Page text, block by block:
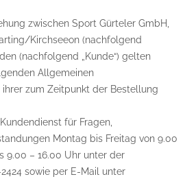
zwischen Sport Gürteler GmbH,
Kirchseeon (nachfolgend
(nachfolgend „Kunde“) gelten
Allgemeinen
zum Zeitpunkt der Bestellung
für Fragen,
Montag bis Freitag von 9.00
9.00 – 16.00 Uhr unter der
sowie per E-Mail unter